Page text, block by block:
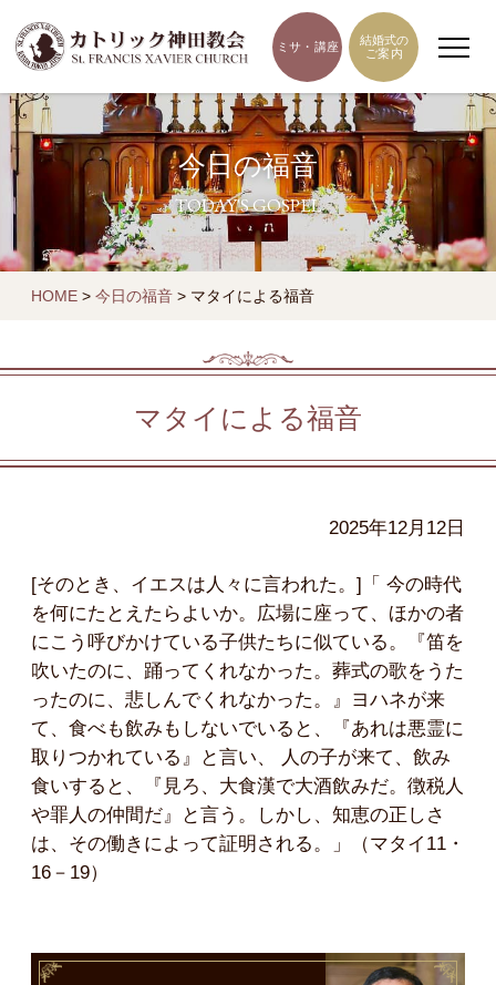
ミサ・講座
結婚式の
ご案内
今日の福音
TODAY'S GOSPEL
HOME > 今日の福音 > マタイによる福音
マタイによる福音
2025年12月12日
[そのとき、イエスは人々に言われた。]「 今の時代
を何にたとえたらよいか。広場に座って、ほかの者
にこう呼びかけている子供たちに似ている。『笛を
吹いたのに、踊ってくれなかった。葬式の歌をうた
ったのに、悲しんでくれなかった。』ヨハネが来
て、食べも飲みもしないでいると、『あれは悪霊に
取りつかれている』と言い、 人の子が来て、飲み
食いすると、『見ろ、大食漢で大酒飲みだ。徴税人
や罪人の仲間だ』と言う。しかし、知恵の正しさ
は、その働きによって証明される。」（マタイ11・
16－19）